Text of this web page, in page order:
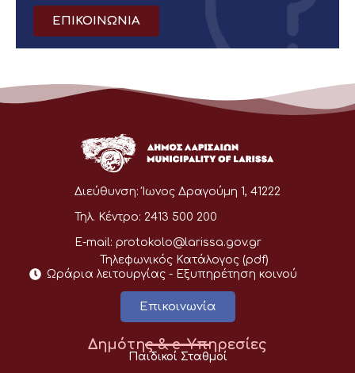
ΕΠΙΚΟΙΝΩΝΙΑ
Διεύθυνση: Ίωνος Δραγούμη 1, 41222
Τηλ. Κέντρο: 2413 500 200
E-mail: protokolo@larissa.gov.gr
Τηλεφωνικός Κατάλογος (pdf)
Ωράρια λειτουργίας - Eξυπηρέτηση κοινού
Επικοινωνία
Δημότης & e-Υπηρεσίες
Παιδικοί Σταθμοί